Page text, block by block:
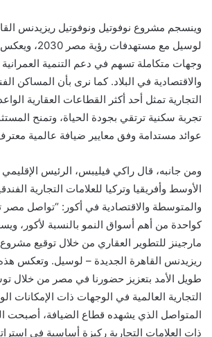
وينسجم مشروع نوفوتيل ونوفوتيل ريزيدنس
لوسيل مع
وجهات متكاملة تسهم في دعم التنمية العمرانية
والاقتصادية في البلاد. كما نرى بأن المساكن
التجارية تمثل أحد أكثر القطاعات العقارية
تجربة سكنية ترتقي بجودة الحياة، وتمنح
عوائد مستدامة وفق معايير ضيافة عالمية
ومن جانبه، قال راكي فيليبس، الرئيس
الأوسط وأفريقيا وتركيا للعلامات التجارية
والمتوسطة والاقتصادية في أكور: “تواصل مصر
كواحدة من أهم أسواق النمو بالنسبة لأكور،
مارجينز للتطوير العقاري من خلال توقيع مشروع
ريزيدنس القاهرة الجديدة – لوسيل. وتعكس هذه
طويل الأمد بتعزيز حضورنا في مصر من خلال
التجارية العالمية في الوجهات ذات الإمكانات
المتواصل الذي يشهده قطاع الضيافة، أصبحت
ذات العلامات التجارية ركيزة أساسية في